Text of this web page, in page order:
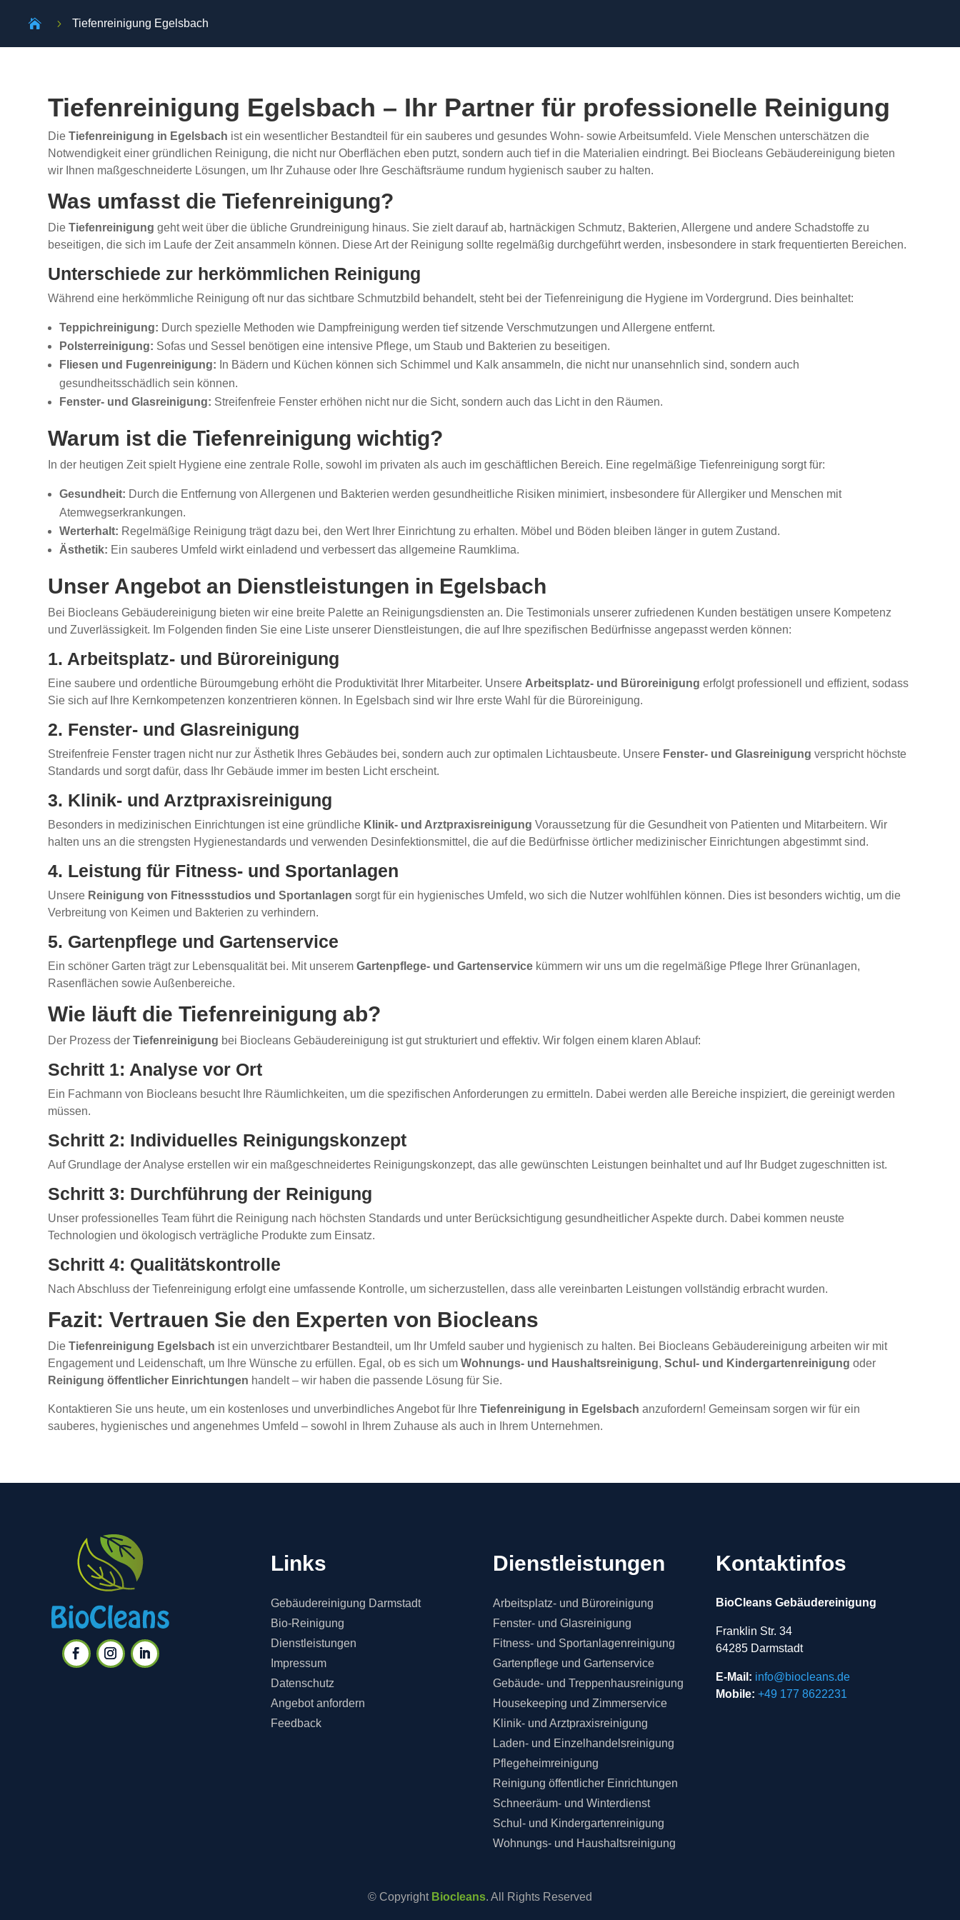
 5 Tiefenreinigung Egelsbach
Tiefenreinigung Egelsbach – Ihr Partner für professionelle Reinigung
DieTiefenreinigung in Egelsbach ist ein wesentlicher Bestandteil für ein sauberes und gesundes Wohn- sowie Arbeitsumfeld. Viele Menschen unterschätzen die
Notwendigkeit einer gründlichen Reinigung, die nicht nur Oberflächen eben putzt, sondern auch tief in die Materialien eindringt. Bei Biocleans Gebäudereinigung bieten
wir Ihnen maßgeschneiderte Lösungen, um Ihr Zuhause oder Ihre Geschäftsräume rundum hygienisch sauber zu halten.
Was umfasst die Tiefenreinigung?
DieTiefenreinigung geht weit über die übliche Grundreinigung hinaus. Sie zielt darauf ab, hartnäckigen Schmutz, Bakterien, Allergene und andere Schadstoffe zu
beseitigen, die sich im Laufe der Zeit ansammeln können. Diese Art der Reinigung sollte regelmäßig durchgeführt werden, insbesondere in stark frequentierten Bereichen.
Unterschiede zur herkömmlichen Reinigung
Während eine herkömmliche Reinigung oft nur das sichtbare Schmutzbild behandelt, steht bei der Tiefenreinigung die Hygiene im Vordergrund. Dies beinhaltet:
Teppichreinigung: Durch spezielle Methoden wie Dampfreinigung werden tief sitzende Verschmutzungen und Allergene entfernt.
Polsterreinigung: Sofas und Sessel benötigen eine intensive Pflege, um Staub und Bakterien zu beseitigen.
Fliesen und Fugenreinigung: In Bädern und Küchen können sich Schimmel und Kalk ansammeln, die nicht nur unansehnlich sind, sondern auch
gesundheitsschädlich sein können.
Fenster- und Glasreinigung: Streifenfreie Fenster erhöhen nicht nur die Sicht, sondern auch das Licht in den Räumen.
Warum ist die Tiefenreinigung wichtig?
In der heutigen Zeit spielt Hygiene eine zentrale Rolle, sowohl im privaten als auch im geschäftlichen Bereich. Eine regelmäßige Tiefenreinigung sorgt für:
Gesundheit: Durch die Entfernung von Allergenen und Bakterien werden gesundheitliche Risiken minimiert, insbesondere für Allergiker und Menschen mit
Atemwegserkrankungen.
Werterhalt: Regelmäßige Reinigung trägt dazu bei, den Wert Ihrer Einrichtung zu erhalten. Möbel und Böden bleiben länger in gutem Zustand.
Ästhetik: Ein sauberes Umfeld wirkt einladend und verbessert das allgemeine Raumklima.
Unser Angebot an Dienstleistungen in Egelsbach
Bei Biocleans Gebäudereinigung bieten wir eine breite Palette an Reinigungsdiensten an. Die Testimonials unserer zufriedenen Kunden bestätigen unsere Kompetenz
und Zuverlässigkeit. Im Folgenden finden Sie eine Liste unserer Dienstleistungen, die auf Ihre spezifischen Bedürfnisse angepasst werden können:
1. Arbeitsplatz- und Büroreinigung
Eine saubere und ordentliche Büroumgebung erhöht die Produktivität Ihrer Mitarbeiter. Unsere Arbeitsplatz- und Büroreinigung erfolgt professionell und effizient, sodass
Sie sich auf Ihre Kernkompetenzen konzentrieren können. In Egelsbach sind wir Ihre erste Wahl für die Büroreinigung.
2. Fenster- und Glasreinigung
Streifenfreie Fenster tragen nicht nur zur Ästhetik Ihres Gebäudes bei, sondern auch zur optimalen Lichtausbeute. Unsere Fenster- und Glasreinigung verspricht höchste
Standards und sorgt dafür, dass Ihr Gebäude immer im besten Licht erscheint.
3. Klinik- und Arztpraxisreinigung
Besonders in medizinischen Einrichtungen ist eine gründliche Klinik- und Arztpraxisreinigung Voraussetzung für die Gesundheit von Patienten und Mitarbeitern. Wir
halten uns an die strengsten Hygienestandards und verwenden Desinfektionsmittel, die auf die Bedürfnisse örtlicher medizinischer Einrichtungen abgestimmt sind.
4. Leistung für Fitness- und Sportanlagen
Unsere Reinigung von Fitnessstudios und Sportanlagen sorgt für ein hygienisches Umfeld, wo sich die Nutzer wohlfühlen können. Dies ist besonders wichtig, um die
Verbreitung von Keimen und Bakterien zu verhindern.
5. Gartenpflege und Gartenservice
Ein schöner Garten trägt zur Lebensqualität bei. Mit unseremGartenpflege- und Gartenservice kümmern wir uns um die regelmäßige Pflege Ihrer Grünanlagen,
Rasenflächen sowie Außenbereiche.
Wie läuft die Tiefenreinigung ab?
Der Prozess derTiefenreinigung bei Biocleans Gebäudereinigung ist gut strukturiert und effektiv. Wir folgen einem klaren Ablauf:
Schritt 1: Analyse vor Ort
Ein Fachmann von Biocleans besucht Ihre Räumlichkeiten, um die spezifischen Anforderungen zu ermitteln. Dabei werden alle Bereiche inspiziert, die gereinigt werden
müssen.
Schritt 2: Individuelles Reinigungskonzept
Auf Grundlage der Analyse erstellen wir ein maßgeschneidertes Reinigungskonzept, das alle gewünschten Leistungen beinhaltet und auf Ihr Budget zugeschnitten ist.
Schritt 3: Durchführung der Reinigung
Unser professionelles Team führt die Reinigung nach höchsten Standards und unter Berücksichtigung gesundheitlicher Aspekte durch. Dabei kommen neuste
Technologien und ökologisch verträgliche Produkte zum Einsatz.
Schritt 4: Qualitätskontrolle
Nach Abschluss der Tiefenreinigung erfolgt eine umfassende Kontrolle, um sicherzustellen, dass alle vereinbarten Leistungen vollständig erbracht wurden.
Fazit: Vertrauen Sie den Experten von Biocleans
DieTiefenreinigung Egelsbach ist ein unverzichtbarer Bestandteil, um Ihr Umfeld sauber und hygienisch zu halten. Bei Biocleans Gebäudereinigung arbeiten wir mit
Engagement und Leidenschaft, um Ihre Wünsche zu erfüllen. Egal, ob es sich umWohnungs- und Haushaltsreinigung,Schul- und Kindergartenreinigung oder
Reinigung öffentlicher Einrichtungen handelt – wir haben die passende Lösung für Sie.
Kontaktieren Sie uns heute, um ein kostenloses und unverbindliches Angebot für IhreTiefenreinigung in Egelsbach anzufordern! Gemeinsam sorgen wir für ein
sauberes, hygienisches und angenehmes Umfeld – sowohl in Ihrem Zuhause als auch in Ihrem Unternehmen.
Links
Gebäudereinigung Darmstadt
Bio-Reinigung
Dienstleistungen
Impressum
Datenschutz
Angebot anfordern
Feedback
Dienstleistungen
Arbeitsplatz- und Büroreinigung
Fenster- und Glasreinigung
Fitness- und Sportanlagenreinigung
Gartenpflege und Gartenservice
Gebäude- und Treppenhausreinigung
Housekeeping und Zimmerservice
Klinik- und Arztpraxisreinigung
Laden- und Einzelhandelsreinigung
Pflegeheimreinigung
Reinigung öffentlicher Einrichtungen
Schneeräum- und Winterdienst
Schul- und Kindergartenreinigung
Wohnungs- und Haushaltsreinigung
Kontaktinfos
BioCleans Gebäudereinigung
Franklin Str. 34
64285 Darmstadt
E-Mail: info@biocleans.de
Mobile: +49 177 8622231
© Copyright Biocleans. All Rights Reserved